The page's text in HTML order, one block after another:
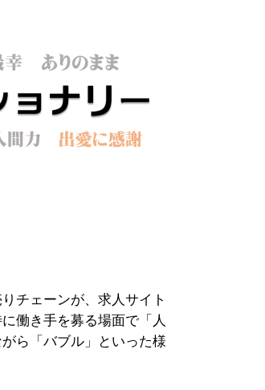
チェーンが、求人サイト
働き手を募る場面で「人
ら「バブル」といった様